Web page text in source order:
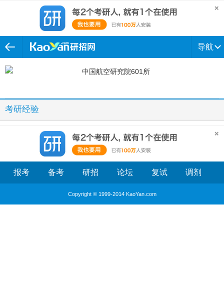
导航
考研经验
报考 备考 研招 论坛 复试 调剂
Copyright © 1999-2014 KaoYan.com